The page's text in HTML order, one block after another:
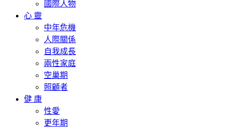
國際人物
心 靈
中年危機
人際關係
自我成長
兩性家庭
空巢期
照顧者
健 康
性愛
更年期